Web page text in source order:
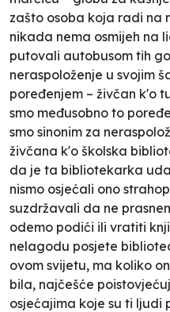
zašto osoba koja radi na
nikada nema osmijeh na
putovali autobusom tih
neraspoloženje u svojim
poređenjem – živčan k'o
smo međusobno to
smo sinonim za
živčana k'o školska
da je ta bibliotekarka
nismo osjećali ono
suzdržavali da ne
odemo podići ili vratiti
nelagodu posjete
ovom svijetu, ma koliko
bila, najčešće
osjećajima koje su ti ljudi